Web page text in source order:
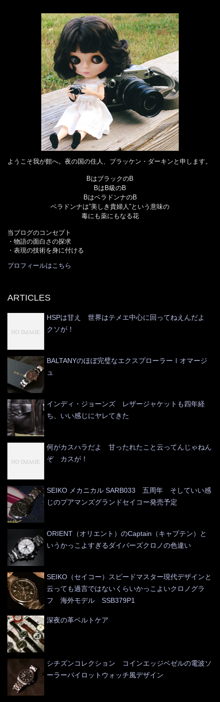
ようこそ我が館へ。夜の国の住人、ブラッケン・ダーキンと申します。
BはブラックのB
BはB級のB
BはベラドンナのB
ベラドンナは”美しき貴婦人”という意味の
毒にも薬にもなる花
当ブログのコンセプト
・物語の面白さの探求
・表現の技術を身に付ける
プロフィールはこちら
ARTICLES
HSPは甘え 世界はテメエ中心に回ってねえんだよ
クソが！
BALTANYのほぼ完璧なエクスプローラーⅠオマージ
ュ
インディ・ジョーンズ レザージャケットも四年経
ち、いい感じにヤレてきた
何がカスハラだよ 甘ったれたこと云ってんじゃねん
ぞ カスが！
SEIKO メカニカル SARB033 五周年 そしていい感
じのプアマンズグランドセイコー発売予定
ORIENT（オリエント）のCaptain（キャプテン）と
いうかっこよすぎるダイバーズクロノの色違い
SEIKO（セイコー）スピードマスター現代デザインと
云っても過言ではないくらいかっこよいクロノグラ
フ 海外モデル SSB379P1
深夜の革ベルトケア
シチズンコレクション コインエッジベゼルの電波ソ
ーラーパイロットウォッチ風デザイン